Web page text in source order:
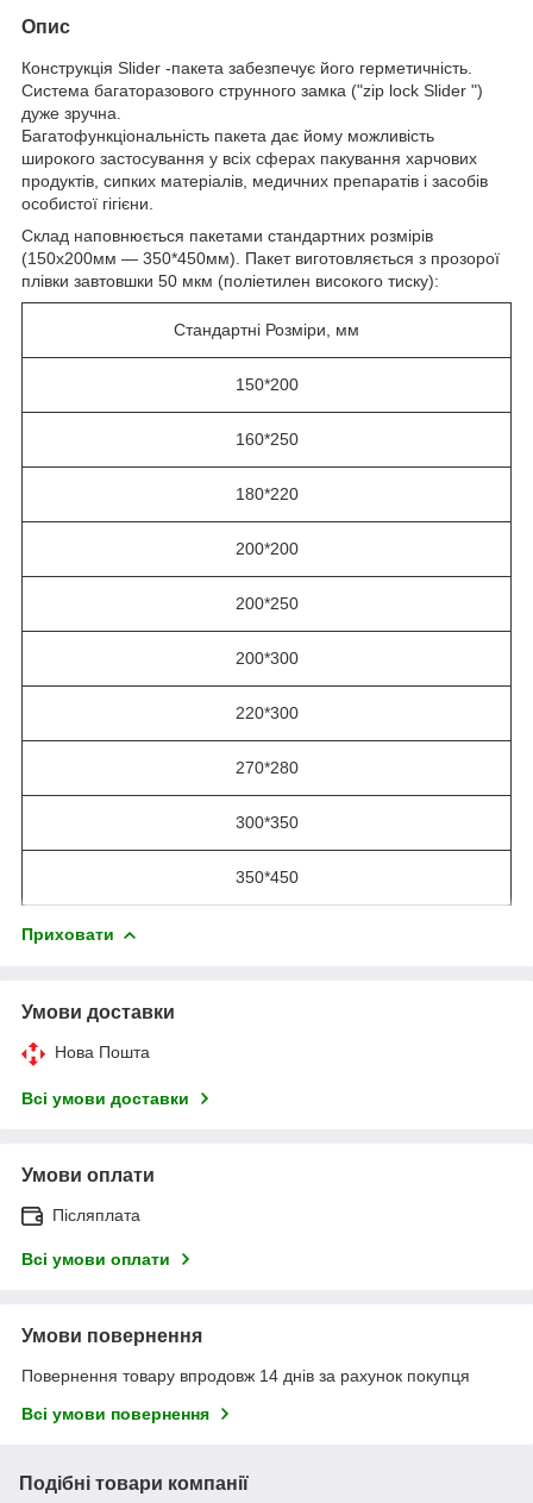
Опис
Конструкція Slider -пакета забезпечує його герметичність.
Система багаторазового струнного замка ("zip lock Slider ")
дуже зручна.
Багатофункціональність пакета дає йому можливість
широкого застосування у всіх сферах пакування харчових
продуктів, сипких матеріалів, медичних препаратів і засобів
особистої гігієни.
Склад наповнюється пакетами стандартних розмірів
(150х200мм — 350*450мм). Пакет виготовляється з прозорої
плівки завтовшки 50 мкм (поліетилен високого тиску):
Стандартні Розміри, мм
150*200
160*250
180*220
200*200
200*250
200*300
220*300
270*280
300*350
350*450
Приховати
Умови доставки
Нова Пошта
Всі умови доставки
Умови оплати
Післяплата
Всі умови оплати
Умови повернення
Повернення товару впродовж 14 днів за рахунок покупця
Всі умови повернення
Подібні товари компанії